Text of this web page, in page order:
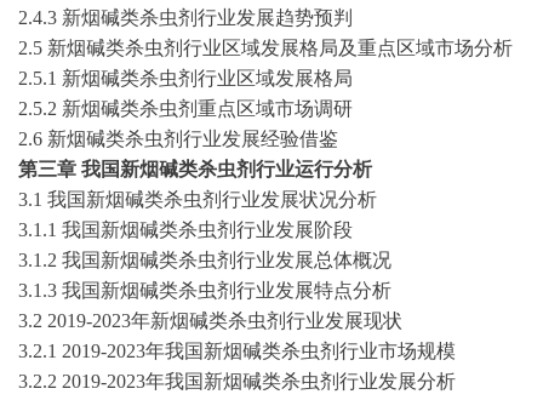
2.4.3 新烟碱类杀虫剂 行业发展趋势预判
2.5 新烟碱类杀虫剂 行业区域发展格局及重点区域市场分析
2.5.1 新烟碱类杀虫剂 行业区域发展格局
2.5.2 新烟碱类杀虫剂 重点区域市场调研
2.6 新烟碱类杀虫剂 行业发展经验借鉴
第三章 我国新烟碱类杀虫剂行业运行分析
3.1 我国 新烟碱类杀虫剂 行业发展状况分析
3.1.1 我国 新烟碱类杀虫剂 行业发展阶段
3.1.2 我国 新烟碱类杀虫剂 行业发展总体概况
3.1.3 我国 新烟碱类杀虫剂 行业发展特点分析
3.2 2019-2023年新烟碱类杀虫剂 行业发展现状
3.2.1 2019-2023年我国 新烟碱类杀虫剂 行业市场规模
3.2.2 2019-2023年我国 新烟碱类杀虫剂 行业发展分析